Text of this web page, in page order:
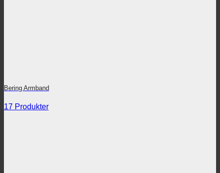
Bering Armband
17 Produkter